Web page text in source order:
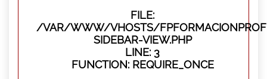
FILE:
/VAR/WWW/VHOSTS/
SIDEBAR-VIEW.PHP
LINE: 3
FUNCTION: REQUIRE_ONCE